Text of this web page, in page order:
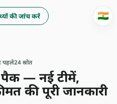
की जांच करें 🇮🇳
पहले24 स्रोत
पैक — नई टीमें,
की पूरी जानकारी